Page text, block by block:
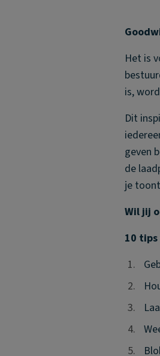
Het is
is,
Dit
geven
de
je
Wil jij
10
1.
1.
2.
2.
3.
3.
4.
4.
5.
5.